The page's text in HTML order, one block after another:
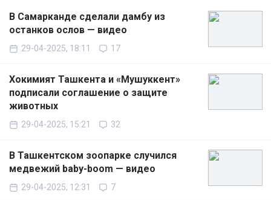
В Самарканде сделали дамбу из
останков ослов — видео
29-04-2025, 18:11 17
Хокимият Ташкента и «Мушуккент»
подписали соглашение о защите
животных
29-04-2025, 15:21 32
В Ташкентском зоопарке случился
медвежий baby-boom — видео
29-04-2025, 12:31 7